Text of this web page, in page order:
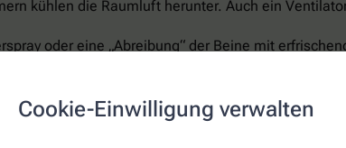
Cookie-Einwilligung verwalten
kühlen die Raumluft herunter. Auch ein
oder eine „Abreibung“ der Beine mit
Umschläge auf Arme, Beine, Stirn oder Nacken
aus Leinen, reflektiert das Sonnenlicht, ist
für rund 150 Euro. Aber Vorsicht: Nicht zu kalt